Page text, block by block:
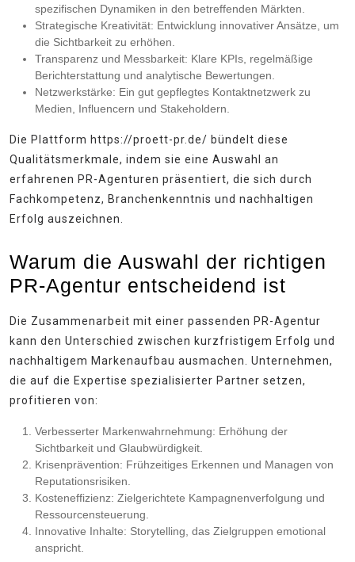
spezifischen Dynamiken in den betreffenden Märkten.
Strategische Kreativität: Entwicklung innovativer Ansätze, um
die Sichtbarkeit zu erhöhen.
Transparenz und Messbarkeit: Klare KPIs, regelmäßige
Berichterstattung und analytische Bewertungen.
Netzwerkstärke: Ein gut gepflegtes Kontaktnetzwerk zu
Medien, Influencern und Stakeholdern.
Die Plattform https://proett-pr.de/ bündelt diese
Qualitätsmerkmale, indem sie eine Auswahl an
erfahrenen PR-Agenturen präsentiert, die sich durch
Fachkompetenz, Branchenkenntnis und nachhaltigen
Erfolg auszeichnen.
Warum die Auswahl der richtigen
PR-Agentur entscheidend ist
Die Zusammenarbeit mit einer passenden PR-Agentur
kann den Unterschied zwischen kurzfristigem Erfolg und
nachhaltigem Markenaufbau ausmachen. Unternehmen,
die auf die Expertise spezialisierter Partner setzen,
profitieren von:
Verbesserter Markenwahrnehmung: Erhöhung der
Sichtbarkeit und Glaubwürdigkeit.
Krisenprävention: Frühzeitiges Erkennen und Managen von
Reputationsrisiken.
Kosteneffizienz: Zielgerichtete Kampagnenverfolgung und
Ressourcensteuerung.
Innovative Inhalte: Storytelling, das Zielgruppen emotional
anspricht.